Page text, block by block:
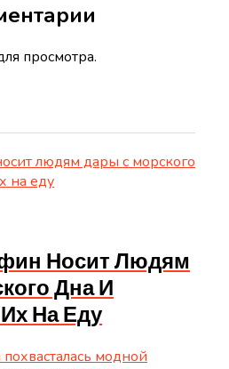
просмотра.
Носит Людям
Дна И
На Еду